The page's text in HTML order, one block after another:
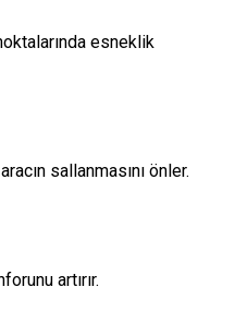
esneklik
sallanmasını önler.
artırır.